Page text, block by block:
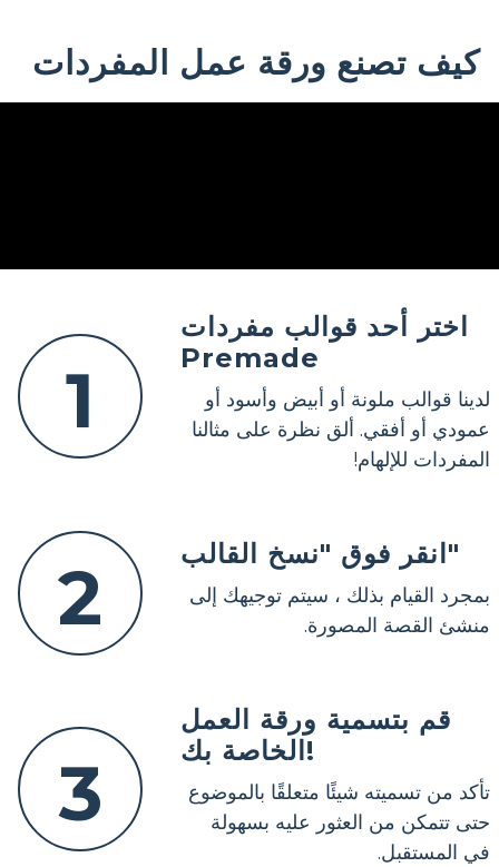
كيف تصنع ورقة عمل المفردات
1
اختر أحد قوالب مفردات
Premade
لدينا قوالب ملونة أو أبيض وأسود أو
عمودي أو أفقي. ألق نظرة على مثالنا
المفردات للإلهام!
2 انقر فوق "نسخ القالب"
بمجرد القيام بذلك ، سيتم توجيهك إلى
منشئ القصة المصورة.
3
قم بتسمية ورقة العمل
الخاصة بك!
تأكد من تسميته شيئًا متعلقًا بالموضوع
حتى تتمكن من العثور عليه بسهولة
في المستقبل.